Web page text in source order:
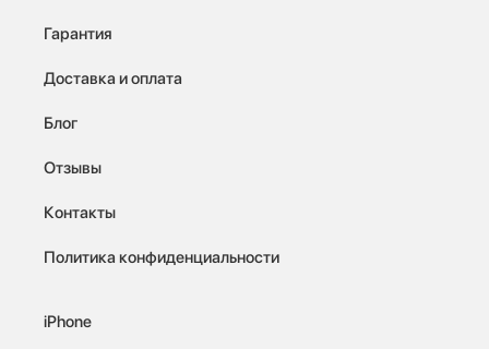
Гарантия
Доставка и оплата
Блог
Отзывы
Контакты
Политика конфиденциальности
iPhone